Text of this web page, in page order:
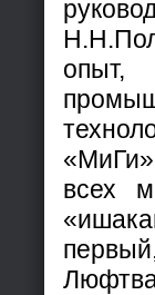
опыт,
всех